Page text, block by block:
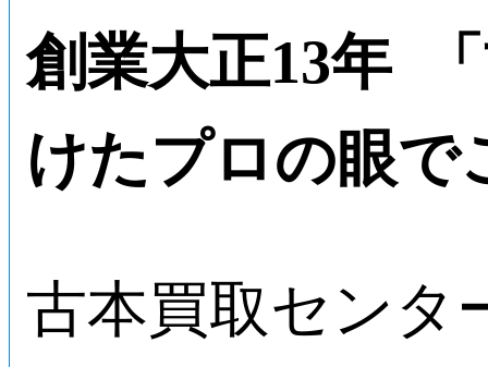
創業大正13年
けたプロの眼で
古本買取センタ